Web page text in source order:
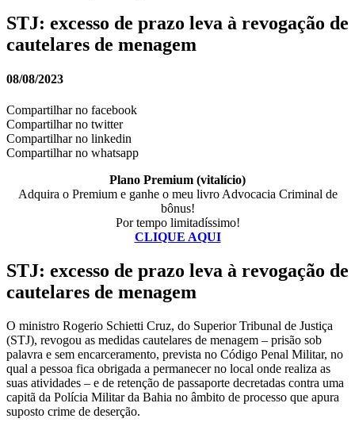
STJ: excesso de prazo leva à revogação de
cautelares de menagem
08/08/2023
Compartilhar no facebook
Compartilhar no twitter
Compartilhar no linkedin
Compartilhar no whatsapp
Plano Premium (vitalício)
Adquira o Premium e ganhe o meu livro Advocacia Criminal de
bônus!
Por tempo limitadíssimo!
CLIQUE AQUI
STJ: excesso de prazo leva à revogação de
cautelares de menagem
O ministro Rogerio Schietti Cruz, do Superior Tribunal de Justiça
(STJ), revogou as medidas cautelares de menagem – prisão sob
palavra e sem encarceramento, prevista no Código Penal Militar, no
qual a pessoa fica obrigada a permanecer no local onde realiza as
suas atividades – e de retenção de passaporte decretadas contra uma
capitã da Polícia Militar da Bahia no âmbito de processo que apura
suposto crime de deserção.